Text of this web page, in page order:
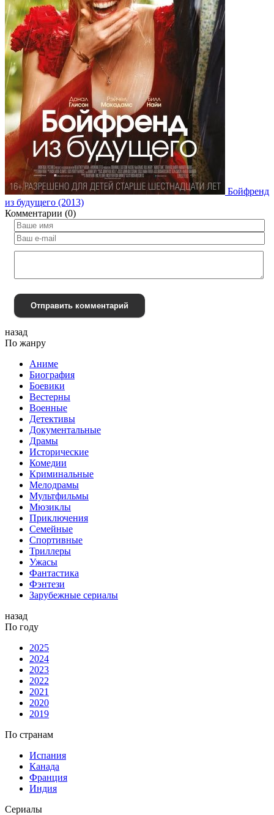
Бойфренд
из будущего (2013)
Комментарии (0)
Отправить комментарий
назад
По жанру
Аниме
Биография
Боевики
Вестерны
Военные
Детективы
Документальные
Драмы
Исторические
Комедии
Криминальные
Мелодрамы
Мультфильмы
Мюзиклы
Приключения
Семейные
Спортивные
Триллеры
Ужасы
Фантастика
Фэнтези
Зарубежные сериалы
назад
По году
2025
2024
2023
2022
2021
2020
2019
По странам
Испания
Канада
Франция
Индия
Сериалы